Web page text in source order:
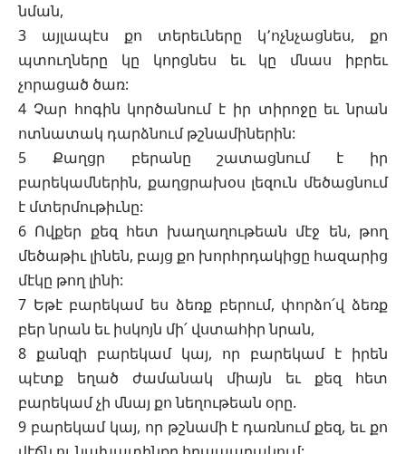
նման,
3 այլապէս քո տերեւները կ՚ոչնչացնես, քո
պտուղները կը կորցնես եւ կը մնաս իբրեւ
չորացած ծառ:
4 Չար հոգին կործանում է իր տիրոջը եւ նրան
ոտնատակ դարձնում թշնամիներին:
5 Քաղցր բերանը շատացնում է իր
բարեկամներին, քաղցրախօս լեզուն մեծացնում
է մտերմութիւնը:
6 Ովքեր քեզ հետ խաղաղութեան մէջ են, թող
մեծաթիւ լինեն, բայց քո խորհրդակիցը հազարից
մէկը թող լինի:
7 Եթէ բարեկամ ես ձեռք բերում, փորձո՛վ ձեռք
բեր նրան եւ իսկոյն մի՛ վստահիր նրան,
8 քանզի բարեկամ կայ, որ բարեկամ է իրեն
պէտք եղած ժամանակ միայն եւ քեզ հետ
բարեկամ չի մնայ քո նեղութեան օրը.
9 բարեկամ կայ, որ թշնամի է դառնում քեզ, եւ քո